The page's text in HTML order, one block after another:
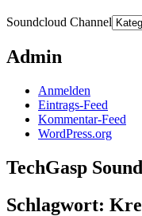
Soundcloud Channel
Admin
Anmelden
Eintrags-Feed
Kommentar-Feed
WordPress.org
TechGasp
Schlagwort: